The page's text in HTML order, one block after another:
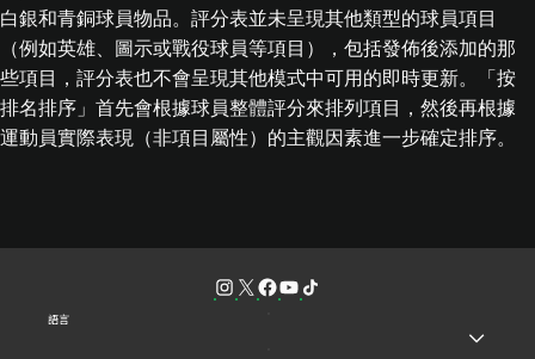
白銀和青銅球員物品。評分表並未呈現其他類型的球員項目
（例如英雄、圖示或戰役球員等項目），包括發佈後添加的那
些項目，評分表也不會呈現其他模式中可用的即時更新。「按
排名排序」首先會根據球員整體評分來排列項目，然後再根據
運動員實際表現（非項目屬性）的主觀因素進一步確定排序。
語言